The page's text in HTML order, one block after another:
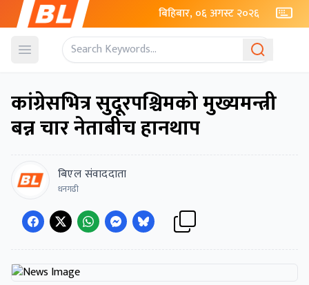
बिहिबार, ०६ अगस्ट २०२६
Open menu
कांग्रेसभित्र सुदूरपश्चिमको मुख्यमन्त्री
बन्न चार नेताबीच हानथाप
बिएल संवाददाता
धनगढी